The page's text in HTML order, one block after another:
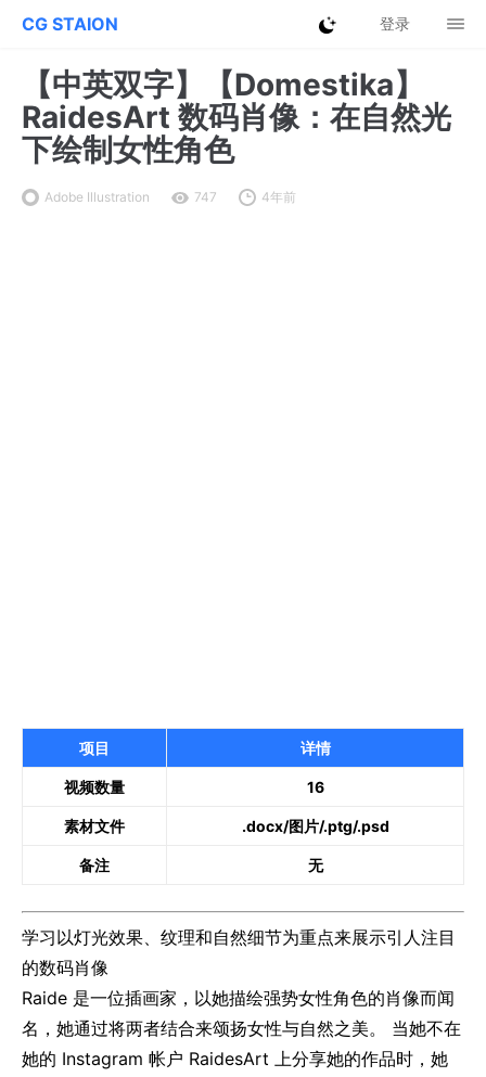
CG STAION 登录
【中英双字】【Domestika】
RaidesArt 数码肖像：在自然光
下绘制女性角色
Adobe Illustration 747 4年前
项目 详情
视频数量 16
素材文件 .docx/图片/.ptg/.psd
备注 无
学习以灯光效果、纹理和自然细节为重点来展示引人注目
的数码肖像
Raide 是一位插画家，以她描绘强势女性角色的肖像而闻
名，她通过将两者结合来颂扬女性与自然之美。 当她不在
她的 Instagram 帐户 RaidesArt 上分享她的作品时，她